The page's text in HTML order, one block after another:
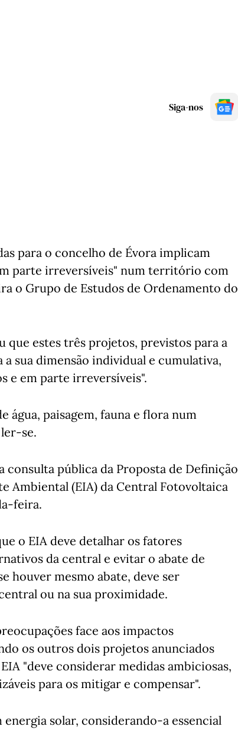
Siga-nos
para o concelho de Évora implicam
parte irreversíveis" num território com
o Grupo de Estudos de Ordenamento do
que estes três projetos, previstos para a
a sua dimensão individual e cumulativa,
e em parte irreversíveis".
água, paisagem, fauna e flora num
se.
pública da Proposta de Definição
Ambiental (EIA) da Central Fotovoltaica
feira.
o EIA deve detalhar os fatores
da central e evitar o abate de
houver mesmo abate, deve ser
ou na sua proximidade.
face aos impactos
os outros dois projetos anunciados
"deve considerar medidas ambiciosas,
para os mitigar e compensar".
solar, considerando-a essencial